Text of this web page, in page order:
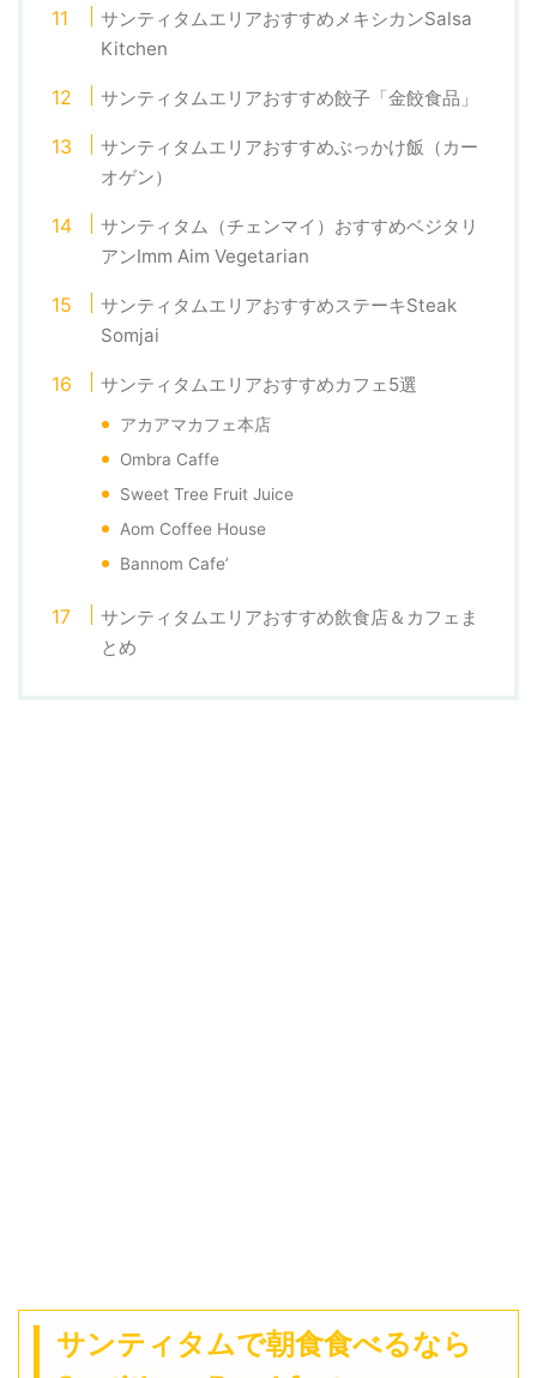
サンティタムエリアおすすめメキシカンSalsa
Kitchen
サンティタムエリアおすすめ餃子「金餃食品」
サンティタムエリアおすすめぶっかけ飯（カー
オゲン）
サンティタム（チェンマイ）おすすめベジタリ
アンImm Aim Vegetarian
サンティタムエリアおすすめステーキSteak
Somjai
サンティタムエリアおすすめカフェ5選
アカアマカフェ本店
Ombra Caffe
Sweet Tree Fruit Juice
Aom Coffee House
Bannom Cafe’
サンティタムエリアおすすめ飲食店＆カフェま
とめ
サンティタムで朝食食べるなら